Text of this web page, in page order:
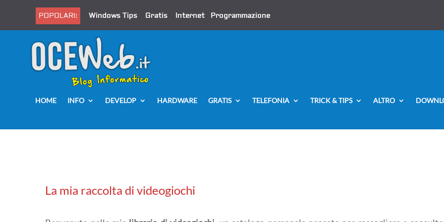
POPOLARI: Windows Tips Gratis Internet Programmazione
HOME INFO DEVELOP HARDWARE GRATIS TELEFONIA TRICK & TIPS ALTRO
La mia raccolta di videogiochi